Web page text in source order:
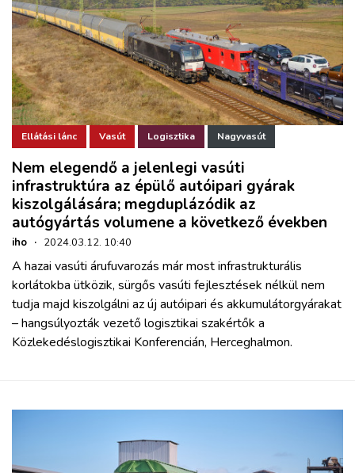
Ellátási lánc Vasút Logisztika Nagyvasút
Nem elegendő a jelenlegi vasúti
infrastruktúra az épülő autóipari gyárak
kiszolgálására; megduplázódik az
autógyártás volumene a következő években
iho · 2024.03.12. 10:40
A hazai vasúti árufuvarozás már most infrastrukturális
korlátokba ütközik, sürgős vasúti fejlesztések nélkül nem
tudja majd kiszolgálni az új autóipari és akkumulátorgyárakat
– hangsúlyozták vezető logisztikai szakértők a
Közlekedéslogisztikai Konferencián, Herceghalmon.